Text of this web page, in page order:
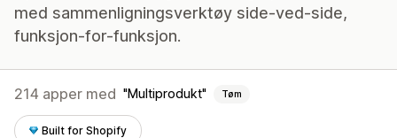
med sammenligningsverktøy side-ved-side,
funksjon-for-funksjon.
214 apper med Multiprodukt Tøm
Built for Shopify